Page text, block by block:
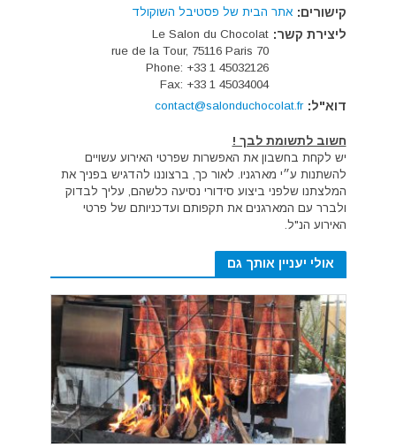
קישורים: אתר הבית של פסטיבל השוקולד
ליצירת קשר: Le Salon du Chocolat
70 rue de la Tour, 75116 Paris
Phone: +33 1 45032126
Fax: +33 1 45034004
דוא"ל: contact@salonduchocolat.fr
חשוב לתשומת לבך !
יש לקחת בחשבון את האפשרות שפרטי האירוע עשויים
להשתנות ע״י מארגניו. לאור כך, ברצוננו להדגיש בפניך את
המלצתנו שלפני ביצוע סידורי נסיעה כלשהם, עליך לבדוק
ולברר עם המארגנים את תקפותם ועדכניותם של פרטי
האירוע הנ"ל.
אולי יעניין אותך גם